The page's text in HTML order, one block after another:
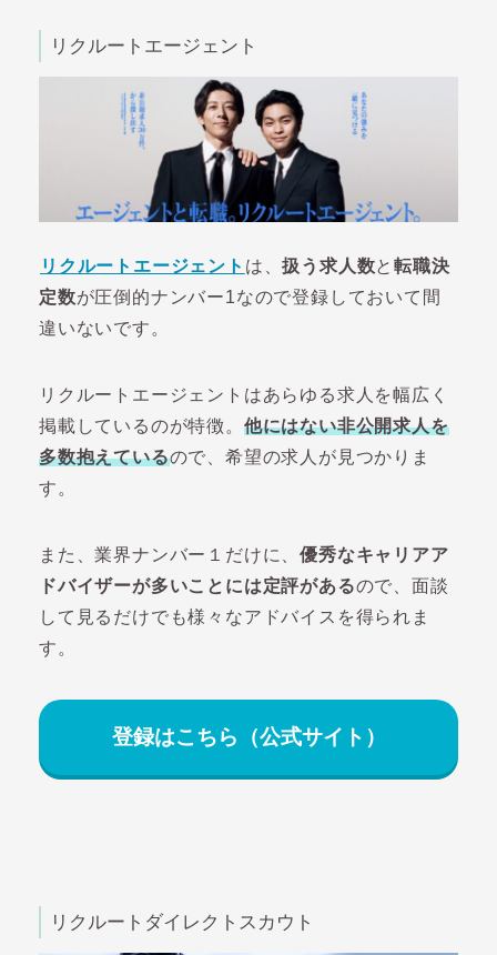
リクルートエージェント
リクルートエージェント は、扱う求人数と転職決
定数が圧倒的ナンバー1なので登録しておいて間
違いないです。
リクルートエージェントはあらゆる求人を幅広く
掲載しているのが特徴。 他にはない非公開求人を
多数抱えているので、希望の求人が見つかりま
す。
また、業界ナンバー１だけに、優秀なキャリアア
ドバイザーが多いことには定評があるので、面談
して見るだけでも様々なアドバイスを得られま
す。
登録はこちら（公式サイト）
リクルートダイレクトスカウト